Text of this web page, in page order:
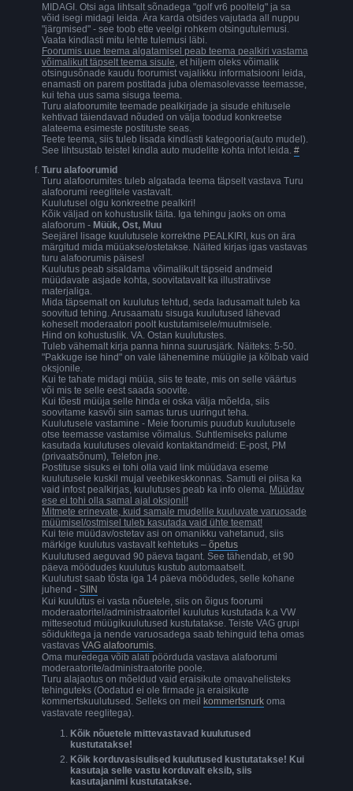
MIDAGI. Otsi aga lihtsalt sõnadega "golf vr6 pooltelg" ja sa
võid isegi midagi leida. Ära karda otsides vajutada all nuppu
"järgmised" - see toob ette veelgi rohkem otsingutulemusi.
Vaata kindlasti mitu lehte tulemusi läbi.
Foorumis uue teema algatamisel peab teema pealkiri vastama
võimalikult täpselt teema sisule , et hiljem oleks võimalik
otsingusõnade kaudu foorumist vajalikku informatsiooni leida,
enamasti on parem postitada juba olemasolevasse teemasse,
kui teha uus sama sisuga teema.
Turu alafoorumite teemade pealkirjade ja sisude ehitusele
kehtivad täiendavad nõuded on välja toodud konkreetse
alateema esimeste postituste seas.
Teete teema, siis tuleb lisada kindlasti kategooria(auto mudel).
See lihtsustab teistel kindla auto mudelite kohta infot leida. #
Turu alafoorumid
Turu alafoorumites tuleb algatada teema täpselt vastava Turu
alafoorumi reeglitele vastavalt.
Kuulutusel olgu konkreetne pealkiri!
Kõik väljad on kohustuslik täita. Iga tehingu jaoks on oma
alafoorum - Müük, Ost, Muu
Seejärel lisage kuulutusele korrektne PEALKIRI, kus on ära
märgitud mida müüakse/ostetakse. Näited kirjas igas vastavas
turu alafoorumis päises!
Kuulutus peab sisaldama võimalikult täpseid andmeid
müüdavate asjade kohta, soovitatavalt ka illustratiivse
materjaliga.
Mida täpsemalt on kuulutus tehtud, seda ladusamalt tuleb ka
soovitud tehing. Arusaamatu sisuga kuulutused lähevad
koheselt moderaatori poolt kustutamisele/muutmisele.
Hind on kohustuslik. VA. Ostan kuulutustes.
Tuleb vähemalt kirja panna hinna suurusjärk. Näiteks: 5-50.
"Pakkuge ise hind" on vale lähenemine müügile ja kõlbab vaid
oksjonile.
Kui te tahate midagi müüa, siis te teate, mis on selle väärtus
või mis te selle eest saada soovite.
Kui tõesti müüja selle hinda ei oska välja mõelda, siis
soovitame kasvõi siin samas turus uuringut teha.
Kuulutusele vastamine - Meie foorumis puudub kuulutusele
otse teemasse vastamise võimalus. Suhtlemiseks palume
kasutada kuulutuses olevaid kontaktandmeid: E-post, PM
(privaatsõnum), Telefon jne.
Postituse sisuks ei tohi olla vaid link müüdava eseme
kuulutusele kuskil mujal veebikeskkonnas. Samuti ei piisa ka
vaid infost pealkirjas, kuulutuses peab ka info olema. Müüdav
ese ei tohi olla samal ajal oksjonil!
Mitmete erinevate, kuid samale mudelile kuuluvate varuosade
müümisel/ostmisel tuleb kasutada vaid ühte teemat!
Kui teie müüdav/ostetav asi on omanikku vahetanud, siis
märkige kuulutus vastavalt kehtetuks – õpetus
Kuulutused aeguvad 90 päeva tagant. See tähendab, et 90
päeva möödudes kuulutus kustub automaatselt.
Kuulutust saab tõsta iga 14 päeva möödudes, selle kohane
juhend - SIIN
Kui kuulutus ei vasta nõuetele, siis on õigus foorumi
moderaatoritel/administraatoritel kuulutus kustutada k.a VW
mitteseotud müügikuulutused kustutatakse. Teiste VAG grupi
sõidukitega ja nende varuosadega saab tehinguid teha omas
vastavas VAG alafoorumis
Oma muredega võib alati pöörduda vastava alafoorumi
moderaatorite/administraatorite poole.
Turu alajaotus on mõeldud vaid eraisikute omavahelisteks
tehinguteks (Oodatud ei ole firmade ja eraisikute
kommertskuulutused. Selleks on meil kommertsnurk oma
vastavate reeglitega).
Kõik nõuetele mittevastavad kuulutused
kustutatakse!
Kõik korduvasisulised kuulutused kustutatakse! Kui
kasutaja selle vastu korduvalt eksib, siis
kasutajanimi kustutatakse.